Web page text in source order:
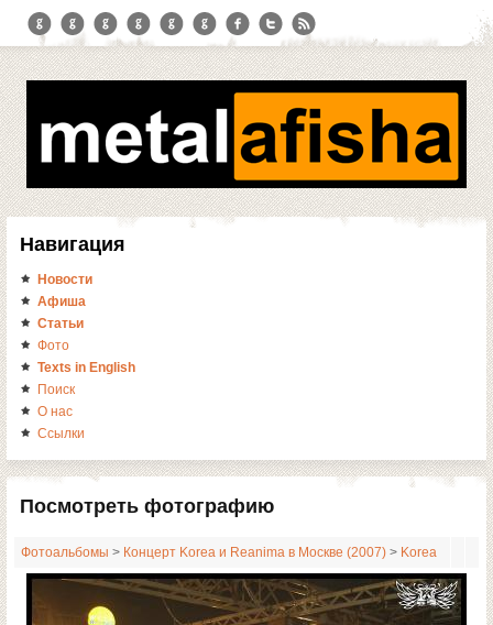
Навигация
Новости
Афиша
Статьи
Фото
Texts in English
Поиск
О нас
Ссылки
Посмотреть фотографию
Фотоальбомы > Концерт Korea и Reanima в Москве (2007) > Korea